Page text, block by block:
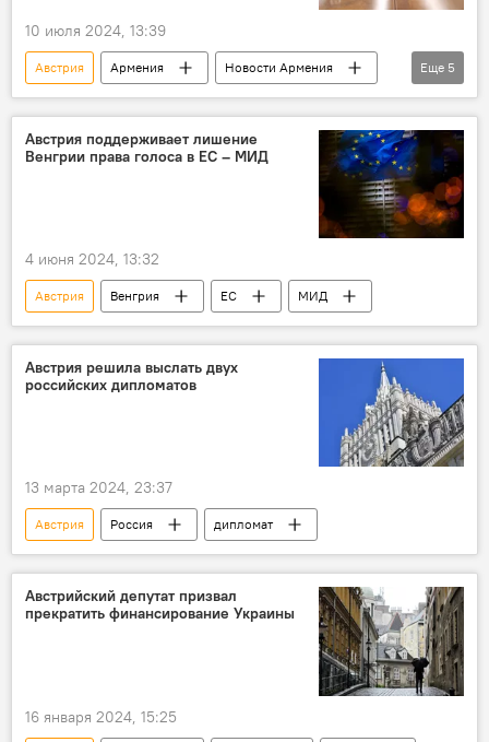
10 июля 2024, 13:39
Австрия Армения
Новости Армения
Политика
сотрудничество
министр обороны
генсек МО
Еще 5
Австрия поддерживает лишение
Венгрии права голоса в ЕС – МИД
4 июня 2024, 13:32
Австрия Венгрия ЕС МИД
Австрия решила выслать двух
российских дипломатов
13 марта 2024, 23:37
Австрия Россия дипломат
Австрийский депутат призвал
прекратить финансирование Украины
16 января 2024, 15:25